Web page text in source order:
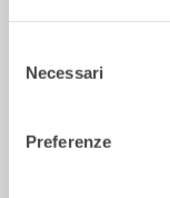
delNecessari
Preferenze